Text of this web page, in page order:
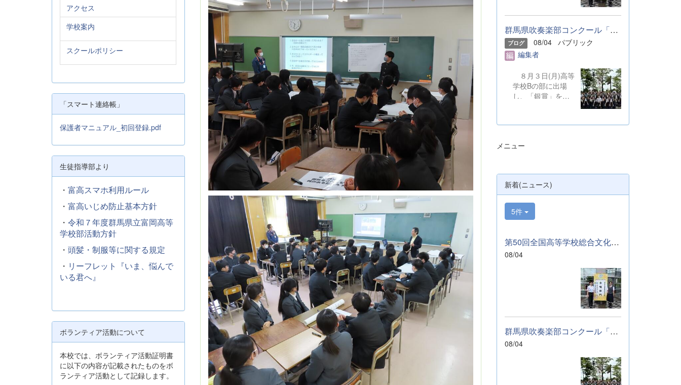
アクセス
学校案内
スクールポリシー
「スマート連絡帳」
保護者マニュアル_初回登録.pdf
生徒指導部より
・ 富高スマホ利用ルール
・ 富高いじめ防止基本方針
・ 令和７年度群馬県立富岡高等
学校部活動方針
・ 頭髪・制服等に関する規定
・ リーフレット『いま、悩んで
いる君へ』
ボランティア活動について
本校では、ボランティア活動証明書
に以下の内容が記載されたものをボ
ランティア活動として記録します。
本校からは音楽部
の代表２名が、群
馬県合同合唱団の
一員として参加し
ました。 &nbsp;
群馬県吹奏楽部コンクール「銀賞」受賞しました
ブログ 08/04
パブリック
編集者
８月３日(月)高等
学校Bの部に出場
し、「銀賞」を受
OGのご支援のも
してきました。ご
ざいました。 明
日から本校吹奏楽
部は、ソロやアン
サンブルのコンテ
ストに向けて始動
き、応援をよろし
くお願いいたしま
す。 &nbsp; &nbsp;
メニュー
新着(ニュース)
5件
第50回全国高等学校総合文化祭「音楽部」のご報告
08/04
群馬県吹奏楽部コンクール「銀賞」受賞しました
08/04